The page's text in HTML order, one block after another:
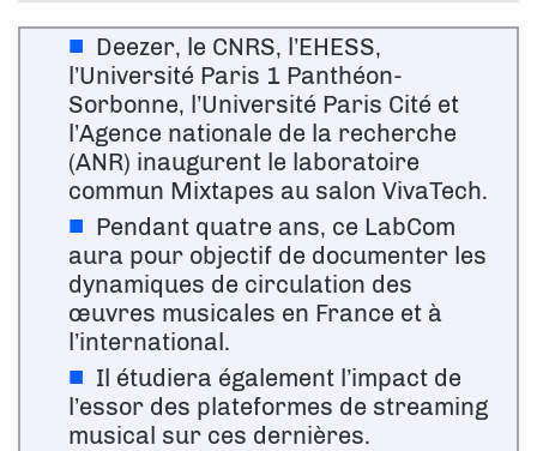
Deezer, le CNRS, l’EHESS,
l’Université Paris 1 Panthéon-
Sorbonne, l’Université Paris Cité et
l’Agence nationale de la recherche
(ANR) inaugurent le laboratoire
commun Mixtapes au salon VivaTech.
Pendant quatre ans, ce LabCom
aura pour objectif de documenter les
dynamiques de circulation des
œuvres musicales en France et à
l’international.
Il étudiera également l’impact de
l’essor des plateformes de streaming
musical sur ces dernières.